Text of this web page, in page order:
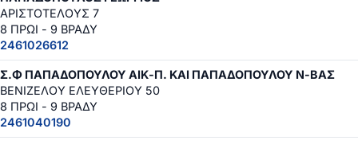
ΑΡΙΣΤΟΤΕΛΟΥΣ 7
8 ΠΡΩΙ - 9 ΒΡΑΔΥ
2461026612
Σ.Φ ΠΑΠΑΔΟΠΟΥΛΟΥ ΑΙΚ-Π. ΚΑΙ ΠΑΠΑΔΟΠΟΥΛΟΥ Ν-ΒΑΣ
ΒΕΝΙΖΕΛΟΥ ΕΛΕΥΘΕΡΙΟΥ 50
8 ΠΡΩΙ - 9 ΒΡΑΔΥ
2461040190